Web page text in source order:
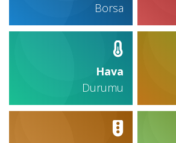
Borsa
Hava
Durumu